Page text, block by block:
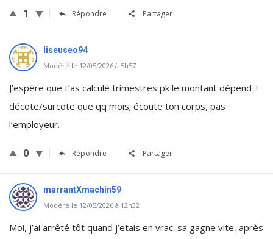
1 Répondre Partager
liseuseo94
Modéré le 12/05/2026 à 5h57
J’espère que t’as calculé trimestres pk le montant dépend +
décote/surcote que qq mois; écoute ton corps, pas
l’employeur.
0 Répondre Partager
marrantXmachin59
Modéré le 12/05/2026 à 12h32
Moi, j’ai arrêté tôt quand j’etais en vrac: sa gagne vite, après